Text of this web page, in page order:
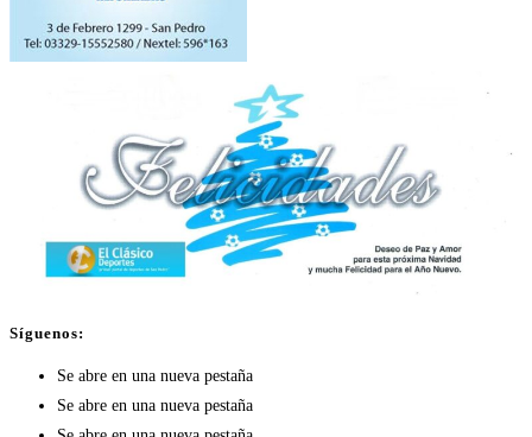
Síguenos:
Se abre en una nueva pestaña
Se abre en una nueva pestaña